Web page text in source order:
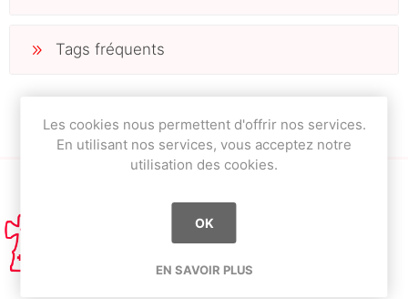
Tags fréquents
Les cookies nous permettent d'offrir nos services.
En utilisant nos services, vous acceptez notre
utilisation des cookies.
OK
EN SAVOIR PLUS